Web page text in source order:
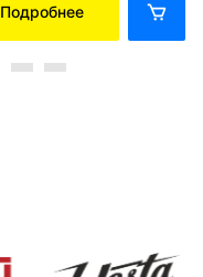
Подробнее